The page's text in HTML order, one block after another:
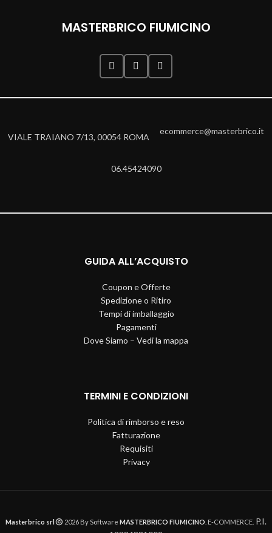
MASTERBRICO FIUMICINO
VIALE TRAIANO 7/13, 00054 ROMA
ecommerce@masterbrico.it
06.45424090
GUIDA ALL’ACQUISTO
Coupon e Offerte
Spedizione o Ritiro
Tempi di imballaggio
Pagamenti
Dove Siamo – Vedi la mappa
TERMINI E CONDIZIONI
Politica di rimborso e reso
Fatturazione
Requisiti
Privacy
Masterbrico srl 2026 By Software MASTERBRICO FIUMICINO . E-COMMERCE. P.I.